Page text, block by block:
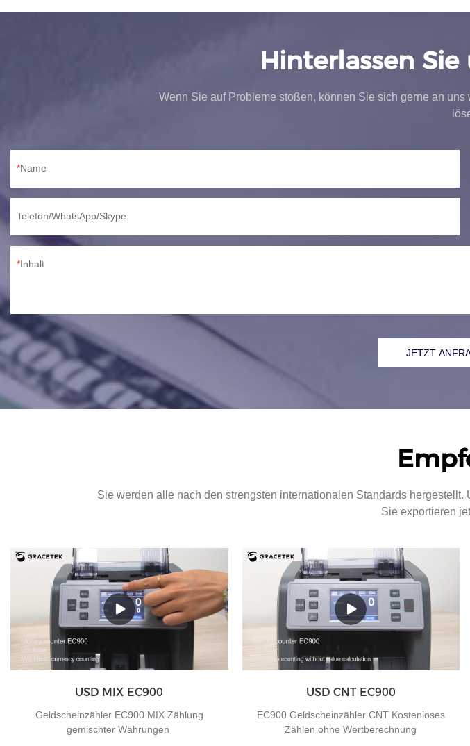
Hinterlassen
Wenn Sie auf Probleme stoßen, können Sie sich gerne an
Name
Telefon/WhatsApp/Skype
Inhalt
JETZT
Sie werden alle nach den strengsten internationalen Standards
Sie exportieren
USD MIX EC900
Geldscheinzähler EC900 MIX Zählung
gemischter Währungen
USD CNT EC900
EC900 Geldscheinzähler CNT Kostenloses
Zählen ohne Wertberechnung